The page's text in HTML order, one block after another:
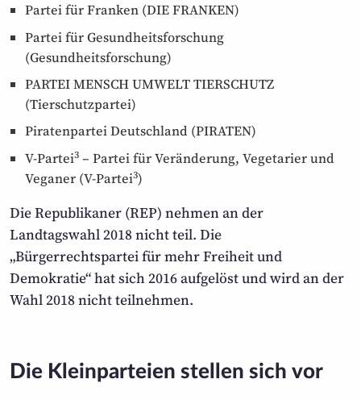
Partei für Franken (DIE FRANKEN)
Partei für Gesundheits­forschung
(Gesundheitsforschung)
PARTEI MENSCH UMWELT TIERSCHUTZ
(Tierschutzpartei)
Piratenpartei Deutschland (PIRATEN)
V-Partei3 – Partei für Veränderung, Vegetarier und
Veganer (V-Partei3)
Die Republikaner (REP) nehmen an der
Landtagswahl 2018 nicht teil. Die
„Bürgerrechtspartei für mehr Freiheit und
Demokratie“ hat sich 2016 aufgelöst und wird an der
Wahl 2018 nicht teilnehmen.
Die Kleinparteien stellen sich vor